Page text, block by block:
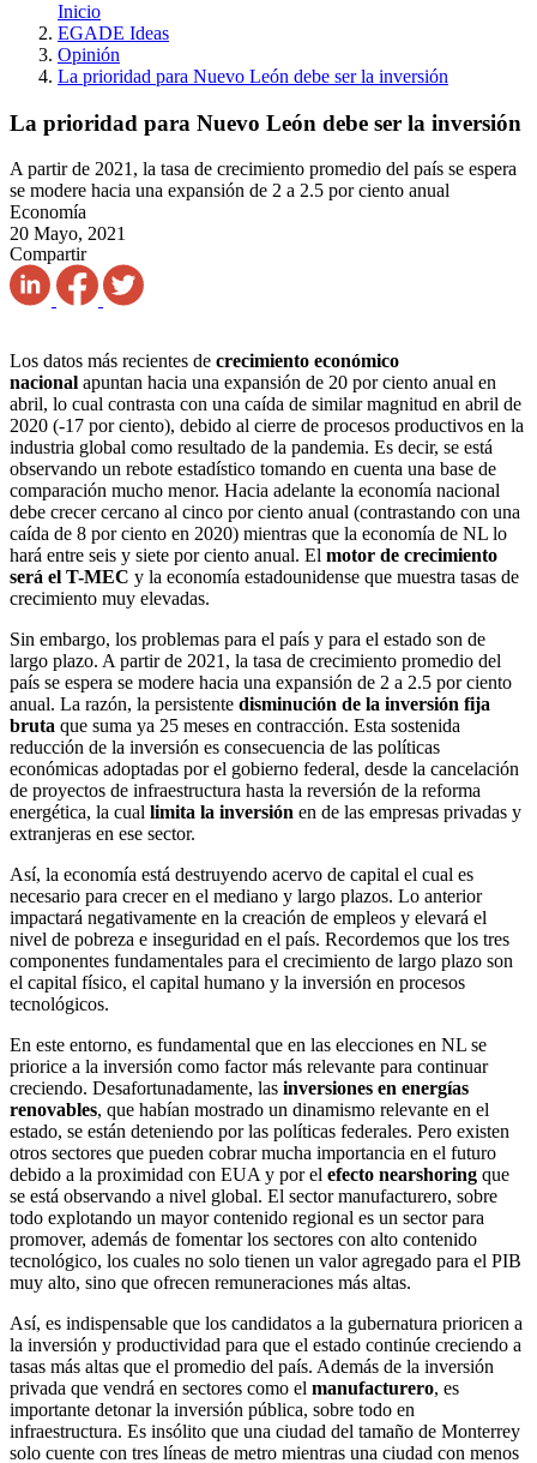
Inicio
EGADE Ideas
Opinión
La prioridad para Nuevo León debe ser la inversión
La prioridad para Nuevo León debe ser la inversión
A partir de 2021, la tasa de crecimiento promedio del país se espera
se modere hacia una expansión de 2 a 2.5 por ciento anual
Economía
20 Mayo, 2021
Compartir
Los datos más recientes de crecimiento económico
nacional apuntan hacia una expansión de 20 por ciento anual en
abril, lo cual contrasta con una caída de similar magnitud en abril de
2020 (-17 por ciento), debido al cierre de procesos productivos en la
industria global como resultado de la pandemia. Es decir, se está
observando un rebote estadístico tomando en cuenta una base de
comparación mucho menor. Hacia adelante la economía nacional
debe crecer cercano al cinco por ciento anual (contrastando con una
caída de 8 por ciento en 2020) mientras que la economía de NL lo
hará entre seis y siete por ciento anual. El motor de crecimiento
será el T-MEC y la economía estadounidense que muestra tasas de
crecimiento muy elevadas.
Sin embargo, los problemas para el país y para el estado son de
largo plazo. A partir de 2021, la tasa de crecimiento promedio del
país se espera se modere hacia una expansión de 2 a 2.5 por ciento
anual. La razón, la persistente disminución de la inversión fija
bruta que suma ya 25 meses en contracción. Esta sostenida
reducción de la inversión es consecuencia de las políticas
económicas adoptadas por el gobierno federal, desde la cancelación
de proyectos de infraestructura hasta la reversión de la reforma
energética, la cual limita la inversión en de las empresas privadas y
extranjeras en ese sector.
Así, la economía está destruyendo acervo de capital el cual es
necesario para crecer en el mediano y largo plazos. Lo anterior
impactará negativamente en la creación de empleos y elevará el
nivel de pobreza e inseguridad en el país. Recordemos que los tres
componentes fundamentales para el crecimiento de largo plazo son
el capital físico, el capital humano y la inversión en procesos
tecnológicos.
En este entorno, es fundamental que en las elecciones en NL se
priorice a la inversión como factor más relevante para continuar
creciendo. Desafortunadamente, las inversiones en energías
renovables, que habían mostrado un dinamismo relevante en el
estado, se están deteniendo por las políticas federales. Pero existen
otros sectores que pueden cobrar mucha importancia en el futuro
debido a la proximidad con EUA y por el efecto nearshoring que
se está observando a nivel global. El sector manufacturero, sobre
todo explotando un mayor contenido regional es un sector para
promover, además de fomentar los sectores con alto contenido
tecnológico, los cuales no solo tienen un valor agregado para el PIB
muy alto, sino que ofrecen remuneraciones más altas.
Así, es indispensable que los candidatos a la gubernatura prioricen a
la inversión y productividad para que el estado continúe creciendo a
tasas más altas que el promedio del país. Además de la inversión
privada que vendrá en sectores como el manufacturero, es
importante detonar la inversión pública, sobre todo en
infraestructura. Es insólito que una ciudad del tamaño de Monterrey
solo cuente con tres líneas de metro mientras una ciudad con menos